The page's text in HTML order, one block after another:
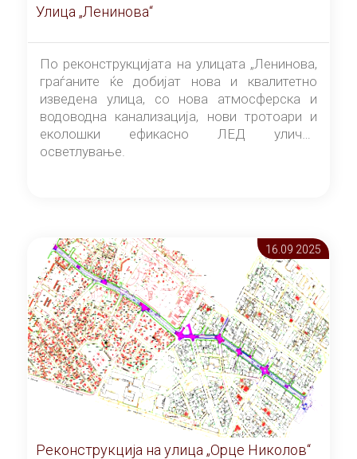
Улица „Ленинова“
По реконструкцијата на улицата „Ленинова,
граѓаните ќе добијат нова и квалитетно
изведена улица, со нова атмосферска и
водоводна канализација, нови тротоари и
еколошки ефикасно ЛЕД улично
осветлување.
16.09 2025
Реконструкција на улица „Орце Николов“